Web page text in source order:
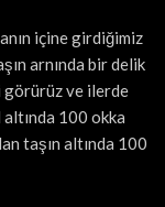
içine girdiğimiz
arnında bir delik
görürüz ve ilerde
100 okka
taşın altında 100